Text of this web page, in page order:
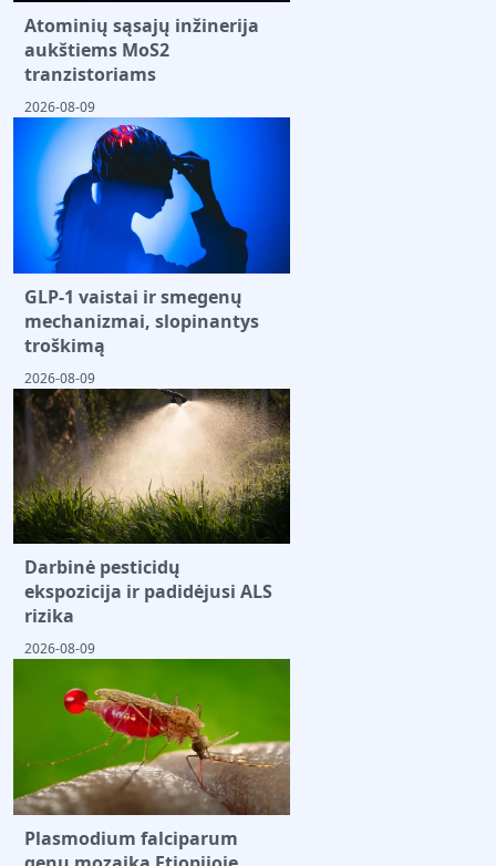
Atominių sąsajų inžinerija
aukštiems MoS2
tranzistoriams
2026-08-09
GLP-1 vaistai ir smegenų
mechanizmai, slopinantys
troškimą
2026-08-09
Darbinė pesticidų
ekspozicija ir padidėjusi ALS
rizika
2026-08-09
Plasmodium falciparum